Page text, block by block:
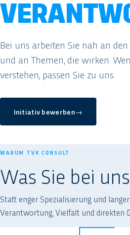
Bei uns arbeiten Sie nah an
und an Themen, die wirken.
verstehen, passen Sie zu uns.
Initiativ bewerben→
WARUM TVK CONSULT
Was Sie bei
Statt enger Spezialisierung und
Verantwortung, Vielfalt und direkten